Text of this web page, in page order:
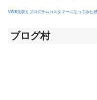
VINE先取りプログラムカスタマーになってみた
ブログ村